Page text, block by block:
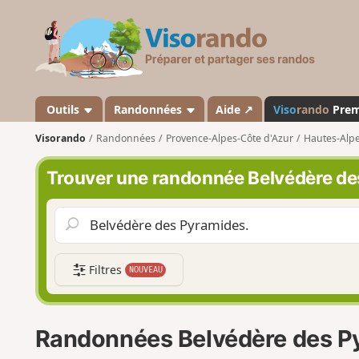
s
a
n
d
o
Outils Randonnées Aide ↗ Visorando
Visorando Randonnées Provence-Alpes-Côte d'Azur Hautes-
Trouver une randonnée Belvédère
Filtres NOUVEAU
Randonnées Belvédère des